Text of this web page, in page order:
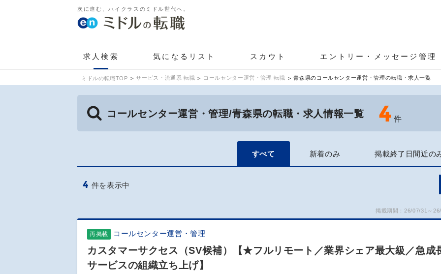
次に進む、ハイクラスのミドル世代へ。
求人検索 気になるリスト スカウト エントリー・メッセージ管理
ミドルの転職TOP サービス・流通系 転職 コールセンター運営・管理 転職 青森県のコールセンター運営・管理の転職・求人一覧
コールセンター運営・管理/青森県の転職・求人情報一覧 4 件
すべて 新着のみ 掲載終了日間近の
4 件を表示中
掲載期間：26/07/31～
再掲載 コールセンター運営・管理
カスタマーサクセス（SV候補）【★フルリモート／業界シェア最大級／急成
サービスの組織立ち上げ】